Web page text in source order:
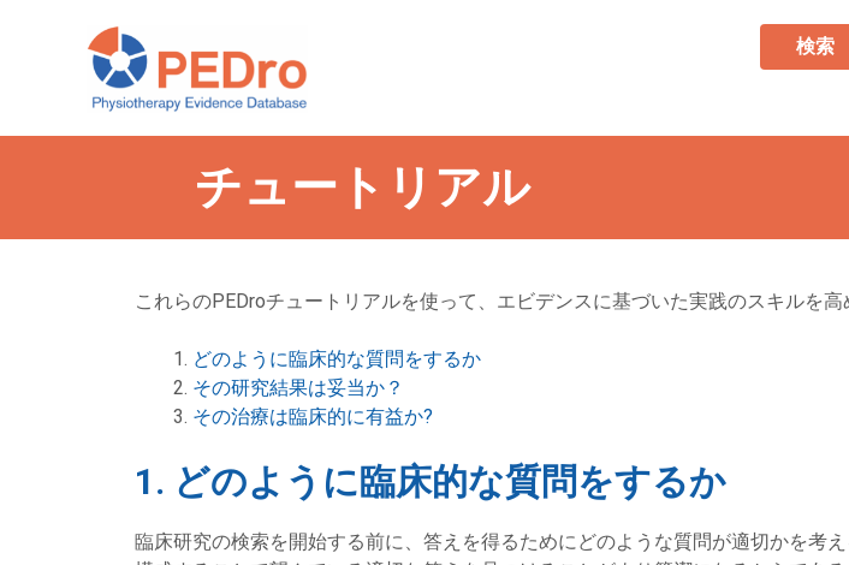
検索
チュートリアル
これらのPEDroチュートリアルを使って、エビデンスに基づいた実践のスキルを高
どのように臨床的な質問をするか
その研究結果は妥当か？
その治療は臨床的に有益か?
1. どのように臨床的な質問をするか
臨床研究の検索を開始する前に、答えを得るためにどのような質問が適切かを考